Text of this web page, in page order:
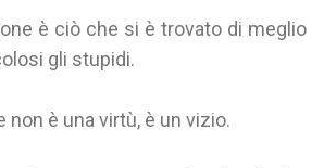
è ciò che si è trovato di meglio
gli stupidi.
non è una virtù, è un vizio.